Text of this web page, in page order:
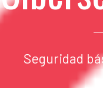
Seguridad